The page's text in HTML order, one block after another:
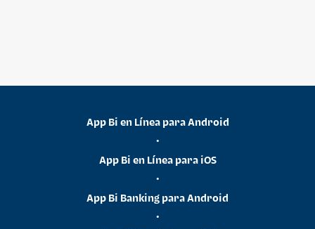
App Bi en Línea para Android
•
App Bi en Línea para iOS
•
App Bi Banking para Android
•